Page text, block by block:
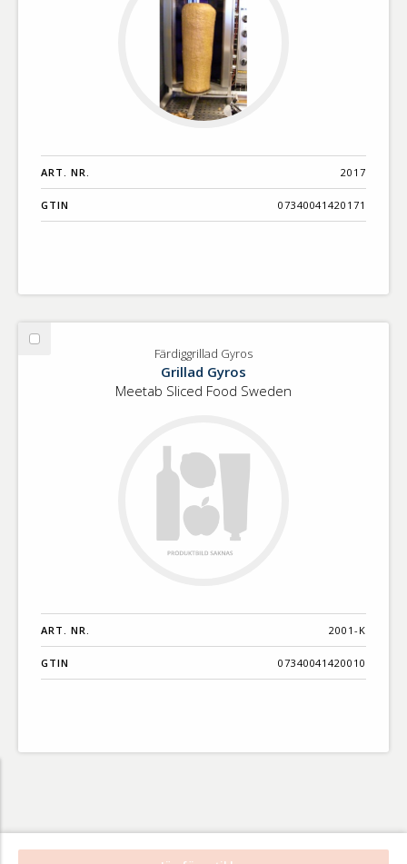
ART. NR. 2017
GTIN 07340041420171
Välj
Färdiggrillad Gyros
Grillad Gyros
Meetab Sliced Food Sweden
ART. NR. 2001-K
GTIN 07340041420010